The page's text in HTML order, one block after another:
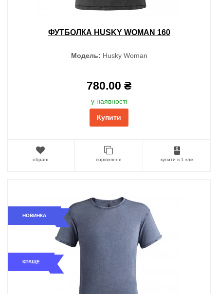
ФУТБОЛКА HUSKY WOMAN 160
Модель: Husky Woman
780.00 ₴
у наявності
Купити
обрані порівняння купити в 1 клік
НОВИНКА
КРАЩЕ